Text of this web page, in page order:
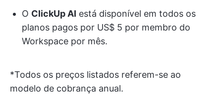
O ClickUp AI está disponível em todos os
planos pagos por US$ 5 por membro do
Workspace por mês.
*Todos os preços listados referem-se ao
modelo de cobrança anual.